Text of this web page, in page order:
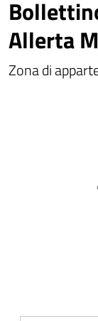
Allerta
Zona di